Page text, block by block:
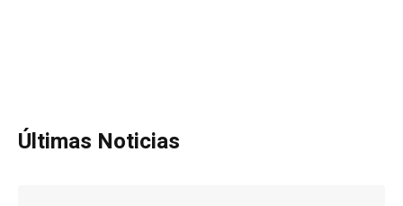
Últimas Noticias